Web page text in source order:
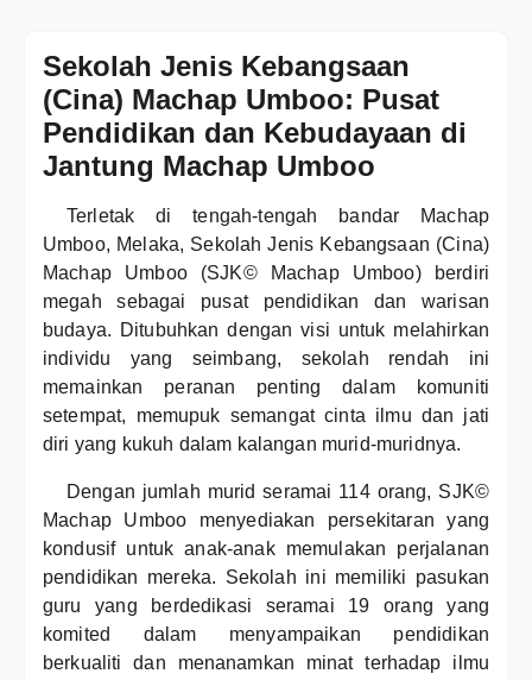
Sekolah Jenis Kebangsaan
(Cina) Machap Umboo: Pusat
Pendidikan dan Kebudayaan di
Jantung Machap Umboo
Terletak di tengah-tengah bandar Machap
Umboo, Melaka, Sekolah Jenis Kebangsaan (Cina)
Machap Umboo (SJK© Machap Umboo) berdiri
megah sebagai pusat pendidikan dan warisan
budaya. Ditubuhkan dengan visi untuk melahirkan
individu yang seimbang, sekolah rendah ini
memainkan peranan penting dalam komuniti
setempat, memupuk semangat cinta ilmu dan jati
diri yang kukuh dalam kalangan murid-muridnya.
Dengan jumlah murid seramai 114 orang, SJK©
Machap Umboo menyediakan persekitaran yang
kondusif untuk anak-anak memulakan perjalanan
pendidikan mereka. Sekolah ini memiliki pasukan
guru yang berdedikasi seramai 19 orang yang
komited dalam menyampaikan pendidikan
berkualiti dan menanamkan minat terhadap ilmu